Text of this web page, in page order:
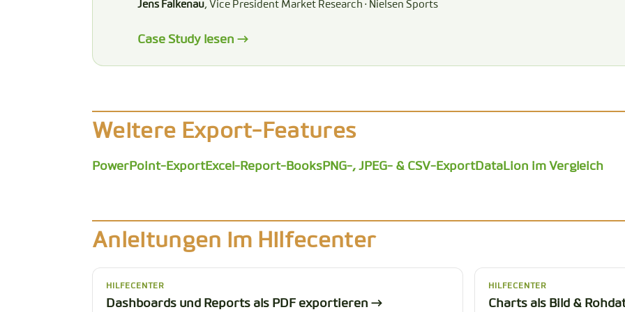
Jens Falkenau, Vice President Market Research · Nielsen Sports
Case Study lesen →
Weitere Export-Features
PowerPoint-ExportExcel-Report-Books PNG-, JPEG- & CSV-ExportDataLion im Vergleich
Anleitungen im Hilfecenter
HILFECENTER
Dashboards und Reports als PDF exportieren →
HILFECENTER
Charts als Bild &